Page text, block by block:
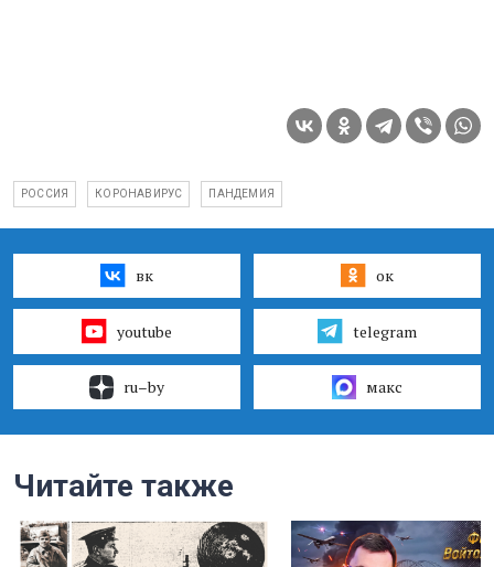
РОССИЯ КОРОНАВИРУС ПАНДЕМИЯ
вк ок
youtube telegram
ru–by макс
Читайте также